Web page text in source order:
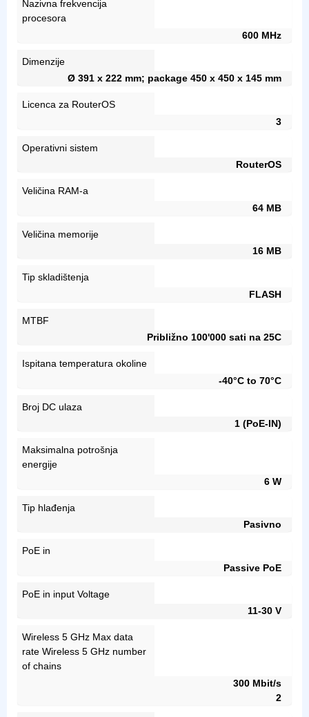
Nazivna frekvencija
procesora
600 MHz
Dimenzije
Ø 391 x 222 mm; package 450 x 450 x 145 mm
Licenca za RouterOS
3
Operativni sistem
RouterOS
Veličina RAM-a
64 MB
Veličina memorije
16 MB
Tip skladištenja
FLASH
MTBF
Približno 100'000 sati na 25C
Ispitana temperatura okoline
-40°C to 70°C
Broj DC ulaza
1 (PoE-IN)
Maksimalna potrošnja
energije
6 W
Tip hlađenja
Pasivno
PoE in
Passive PoE
PoE in input Voltage
11-30 V
Wireless 5 GHz Max data
rate Wireless 5 GHz number
of chains
300 Mbit/s
2